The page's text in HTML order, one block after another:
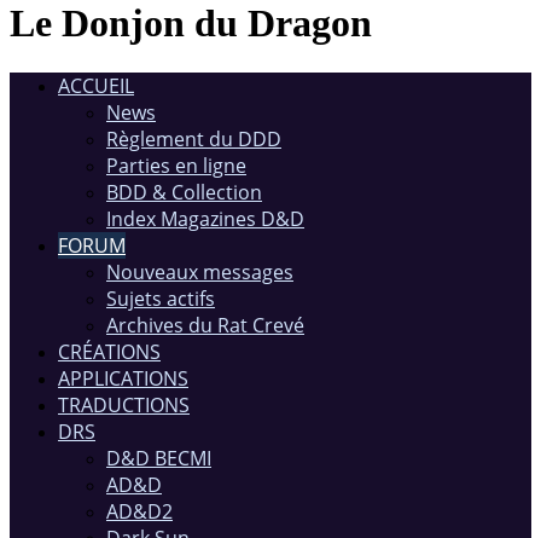
Le Donjon du Dragon
ACCUEIL
News
Règlement du DDD
Parties en ligne
BDD & Collection
Index Magazines D&D
FORUM
Nouveaux messages
Sujets actifs
Archives du Rat Crevé
CRÉATIONS
APPLICATIONS
TRADUCTIONS
DRS
D&D BECMI
AD&D
AD&D2